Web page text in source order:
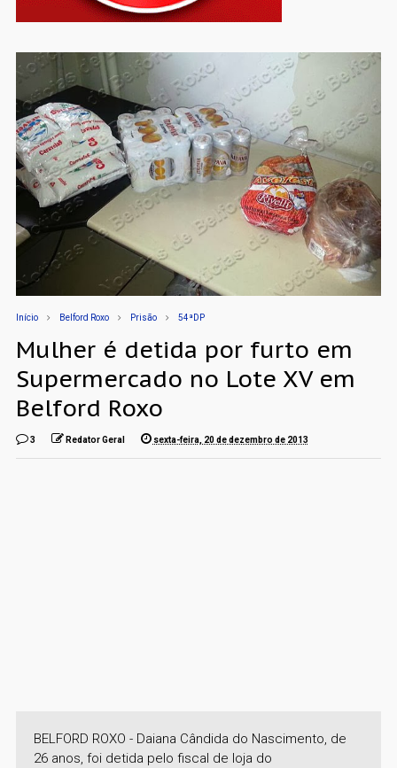
Início Belford Roxo Prisão 54ªDP
Mulher é detida por furto em
Supermercado no Lote XV em
Belford Roxo
3 Redator Geral sexta-feira, 20 de dezembro de 2013
BELFORD ROXO - Daiana Cândida do Nascimento, de
26 anos, foi detida pelo fiscal de loja do